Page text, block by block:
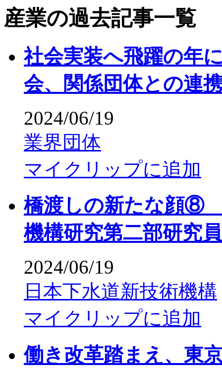
産業の過去記事一覧
社会実装へ飛躍の年
会、関係団体との連
2024/06/19
業界団体
マイクリップに追加
橋渡しの新たな顔⑧
機構研究第二部研究員
2024/06/19
日本下水道新技術機構
マイクリップに追加
働き改革踏まえ、東